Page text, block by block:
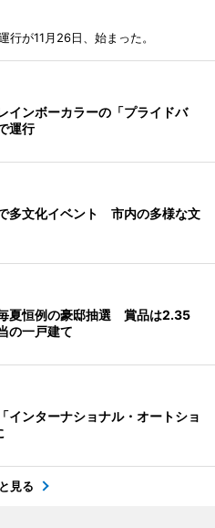
が11月26日、始まった。
インボーカラーの「プライドバ
運行
多文化イベント 市内の多様な文
夏恒例の豪邸抽選 賞品は2.35
の一戸建て
インターナショナル・オートショ
見る